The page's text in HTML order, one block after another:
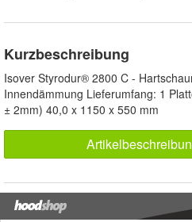
Kurzbeschreibung
Isover Styrodur® 2800 C -
Innendämmung Lieferumfang: 1
± 2mm) 40,0 x 1150 x 550 mm